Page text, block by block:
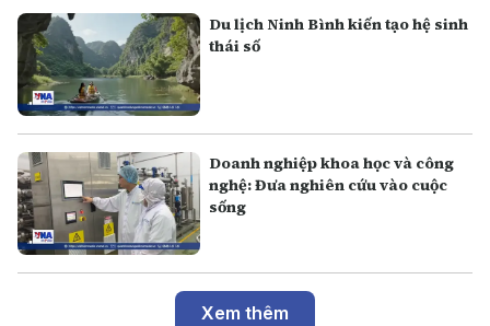
Du lịch Ninh Bình kiến tạo hệ sinh
thái số
Doanh nghiệp khoa học và công
nghệ: Đưa nghiên cứu vào cuộc
sống
Xem thêm